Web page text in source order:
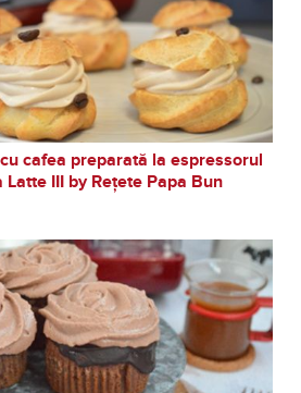
cafea preparată la espressorul
III by Rețete Papa Bun